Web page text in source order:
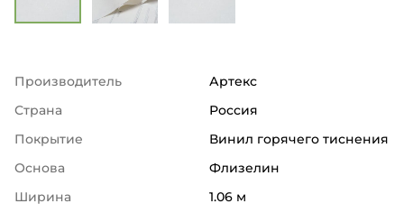
Производитель
Артекс
Страна
Россия
Покрытие
Винил горячего тиснения
Основа
Флизелин
Ширина
1.06 м